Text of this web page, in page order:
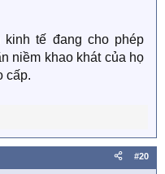
tế đang cho phép
niềm khao khát của họ
cấp.
#20